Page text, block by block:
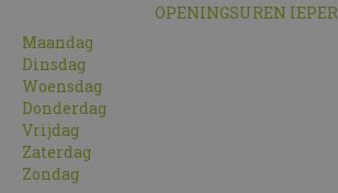
OPENINGSUREN IEPER
Maandag
Dinsdag
Woensdag
Donderdag
Vrijdag
Zaterdag
Zondag